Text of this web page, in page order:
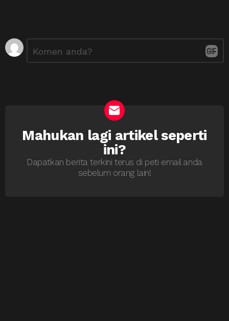
Tinggalkan
Balasan
NEWSLETTER
Mahukan lagi artikel seperti
ini?
Dapatkan berita terkini terus di peti email anda
sebelum orang lain!